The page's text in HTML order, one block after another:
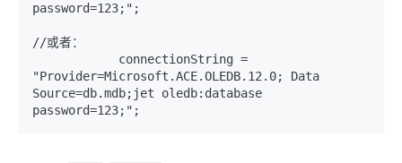
password=123;";
//或者：
"Provider=Microsoft.ACE.OLEDB.12.0; Data
Source=db.mdb;jet oledb:database
password=123;";